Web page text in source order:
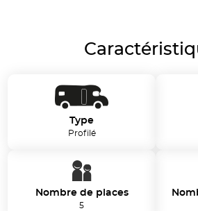
Type
Profilé
Nombre de places
5